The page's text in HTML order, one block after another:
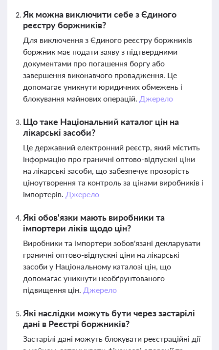
Як можна виключити себе з Єдиного
реєстру боржників?
Для виключення з Єдиного реєстру боржників
боржник має подати заяву з підтвердними
документами про погашення боргу або
завершення виконавчого провадження. Це
допомагає уникнути юридичних обмежень і
блокування майнових операцій. Джерело
Що таке Національний каталог цін на
лікарські засоби?
Це державний електронний реєстр, який містить
інформацію про граничні оптово-відпускні ціни
на лікарські засоби, що забезпечує прозорість
ціноутворення та контроль за цінами виробників і
імпортерів. Джерело
Які обов'язки мають виробники та
імпортери ліків щодо цін?
Виробники та імпортери зобов'язані декларувати
граничні оптово-відпускні ціни на лікарські
засоби у Національному каталозі цін, що
допомагає уникнути необґрунтованого
підвищення цін. Джерело
Які наслідки можуть бути через застарілі
дані в Реєстрі боржників?
Застарілі дані можуть блокувати реєстраційні дії